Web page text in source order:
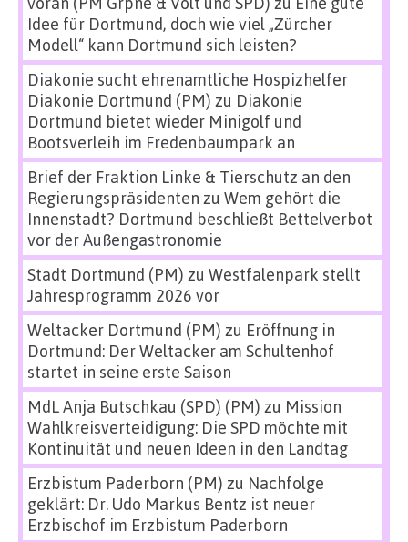
Idee für Dortmund, doch wie viel „Zürcher
Modell“ kann Dortmund sich leisten?
Diakonie sucht ehrenamtliche Hospizhelfer
Diakonie Dortmund (PM) zu Diakonie
Dortmund bietet wieder Minigolf und
Bootsverleih im Fredenbaumpark an
Brief der Fraktion Linke & Tierschutz an den
Regierungspräsidenten zu Wem gehört die
Innenstadt? Dortmund beschließt Bettelverbot
vor der Außengastronomie
Stadt Dortmund (PM) zu Westfalenpark stellt
Jahresprogramm 2026 vor
Weltacker Dortmund (PM) zu Eröffnung in
Dortmund: Der Weltacker am Schultenhof
startet in seine erste Saison
MdL Anja Butschkau (SPD) (PM) zu Mission
Wahlkreisverteidigung: Die SPD möchte mit
Kontinuität und neuen Ideen in den Landtag
Erzbistum Paderborn (PM) zu Nachfolge
geklärt: Dr. Udo Markus Bentz ist neuer
Erzbischof im Erzbistum Paderborn